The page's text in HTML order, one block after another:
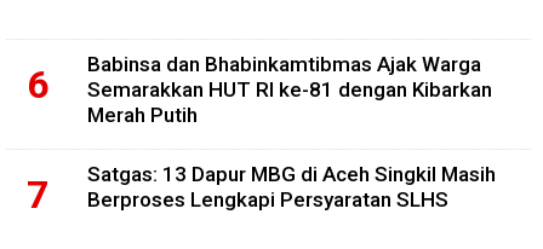
Babinsa dan Bhabinkamtibmas Ajak Warga
Semarakkan HUT RI ke-81 dengan Kibarkan
Merah Putih
Satgas: 13 Dapur MBG di Aceh Singkil Masih
Berproses Lengkapi Persyaratan SLHS